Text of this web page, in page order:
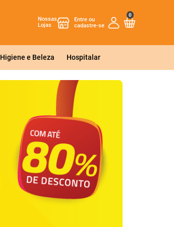
Nossas
Lojas
0
Higiene e Beleza Hospitalar